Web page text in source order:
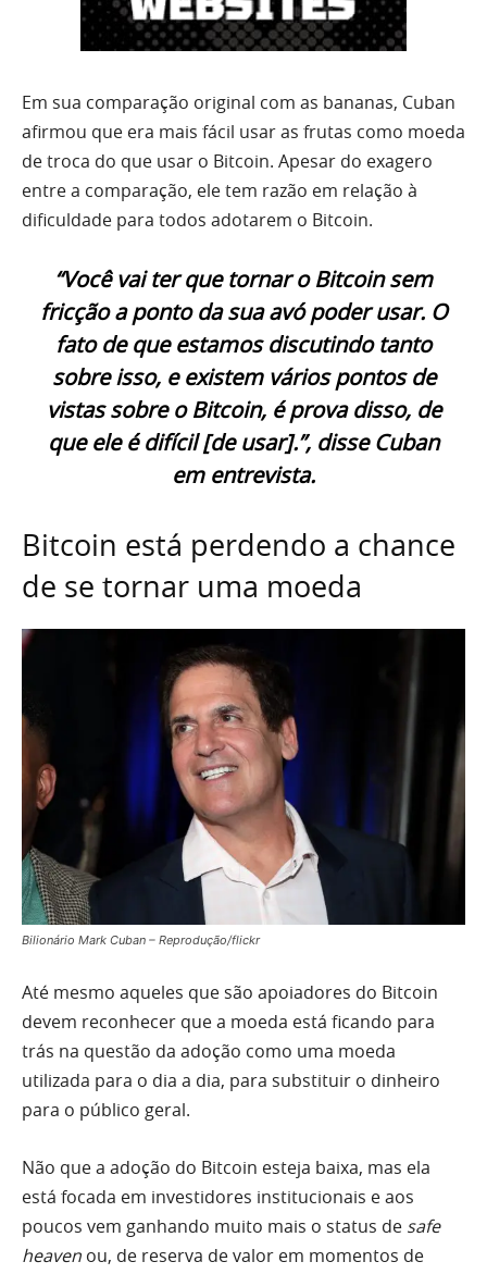
Em sua comparação original com as bananas, Cuban
afirmou que era mais fácil usar as frutas como moeda
de troca do que usar o Bitcoin. Apesar do exagero
entre a comparação, ele tem razão em relação à
dificuldade para todos adotarem o Bitcoin.
“Você vai ter que tornar o Bitcoin sem
fricção a ponto da sua avó poder usar. O
fato de que estamos discutindo tanto
sobre isso, e existem vários pontos de
vistas sobre o Bitcoin, é prova disso, de
que ele é difícil [de usar].”, disse Cuban
em entrevista.
Bitcoin está perdendo a chance
de se tornar uma moeda
Bilionário Mark Cuban – Reprodução/flickr
Até mesmo aqueles que são apoiadores do Bitcoin
devem reconhecer que a moeda está ficando para
trás na questão da adoção como uma moeda
utilizada para o dia a dia, para substituir o dinheiro
para o público geral.
Não que a adoção do Bitcoin esteja baixa, mas ela
está focada em investidores institucionais e aos
poucos vem ganhando muito mais o status de safe
heaven ou, de reserva de valor em momentos de